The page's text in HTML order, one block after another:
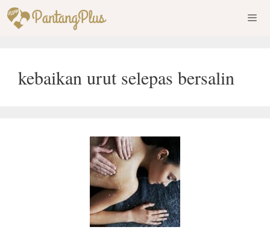
Skip
to
kebaikan urut selepas bersalin